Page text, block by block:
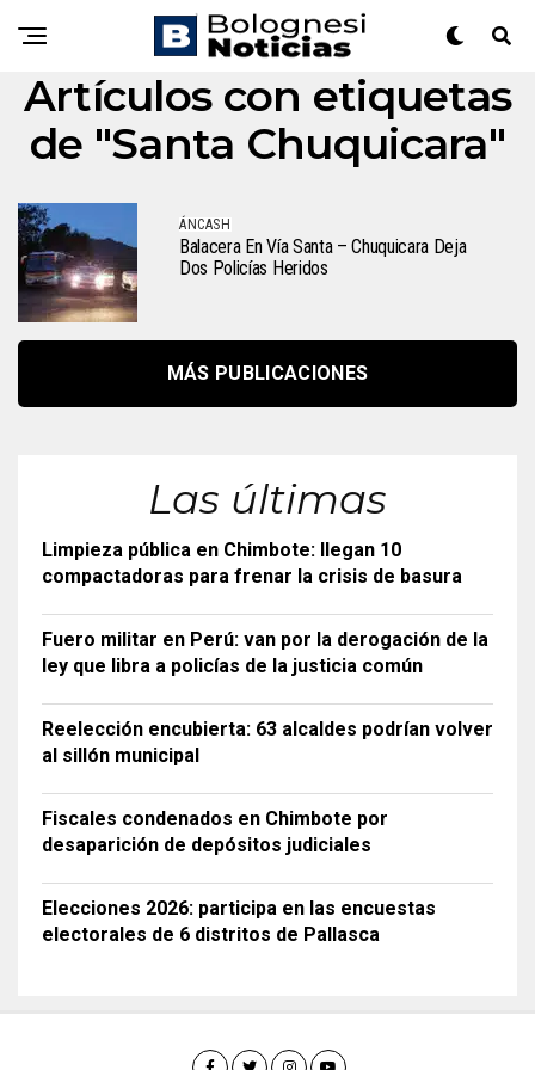
Artículos con etiquetas
de "Santa Chuquicara"
ÁNCASH
Balacera En Vía Santa – Chuquicara Deja
Dos Policías Heridos
MÁS PUBLICACIONES
Las últimas
Limpieza pública en Chimbote: llegan 10
compactadoras para frenar la crisis de basura
Fuero militar en Perú: van por la derogación de la
ley que libra a policías de la justicia común
Reelección encubierta: 63 alcaldes podrían volver
al sillón municipal
Fiscales condenados en Chimbote por
desaparición de depósitos judiciales
Elecciones 2026: participa en las encuestas
electorales de 6 distritos de Pallasca